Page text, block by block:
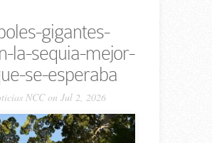
gigantes-
la-sequia-mejor-
se-esperaba
NCCon Jul 2, 2026